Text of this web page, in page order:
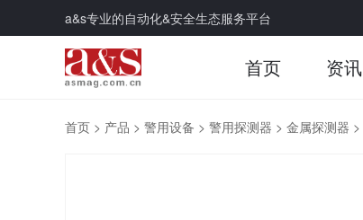
a&s专业的自动化&安全生态服务平台
首页 资讯
首页 > 产品 > 警用设备 > 警用探测器 > 金属探测器 >